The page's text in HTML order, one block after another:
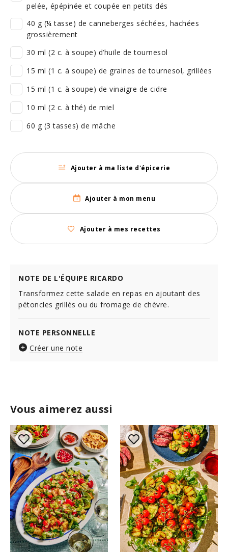
Vous aimerez aussi
pelée, épépinée et coupée en petits dés
40 g (¼ tasse) de canneberges séchées, hachées
grossièrement
30 ml (2 c. à soupe) d’huile de tournesol
15 ml (1 c. à soupe) de graines de tournesol, grillées
15 ml (1 c. à soupe) de vinaigre de cidre
10 ml (2 c. à thé) de miel
60 g (3 tasses) de mâche
Ajouter à ma liste d'épicerie
Ajouter à mon menu
Ajouter à mes recettes
NOTE DE L'ÉQUIPE RICARDO
Transformez cette salade en repas en ajoutant des
pétoncles grillés ou du fromage de chèvre.
NOTE PERSONNELLE
Créer une note